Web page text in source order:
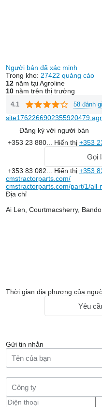
Người bán đã xác minh
Trong kho: 27422 quảng cáo
12năm tại Agroline
10năm trên thị trường
4.1 58 đánh
Đăng ký với người bán
+353 23 880... Hiển thị +353
Gọi
+353 83 082... Hiển thị +353
cmstractorparts.com/
cmstractorparts.com/part/1/
Địa chỉ
Ai Len, Courtmacsherry,
Thời gian địa phương của
Yêu
Gửi tin nhắn